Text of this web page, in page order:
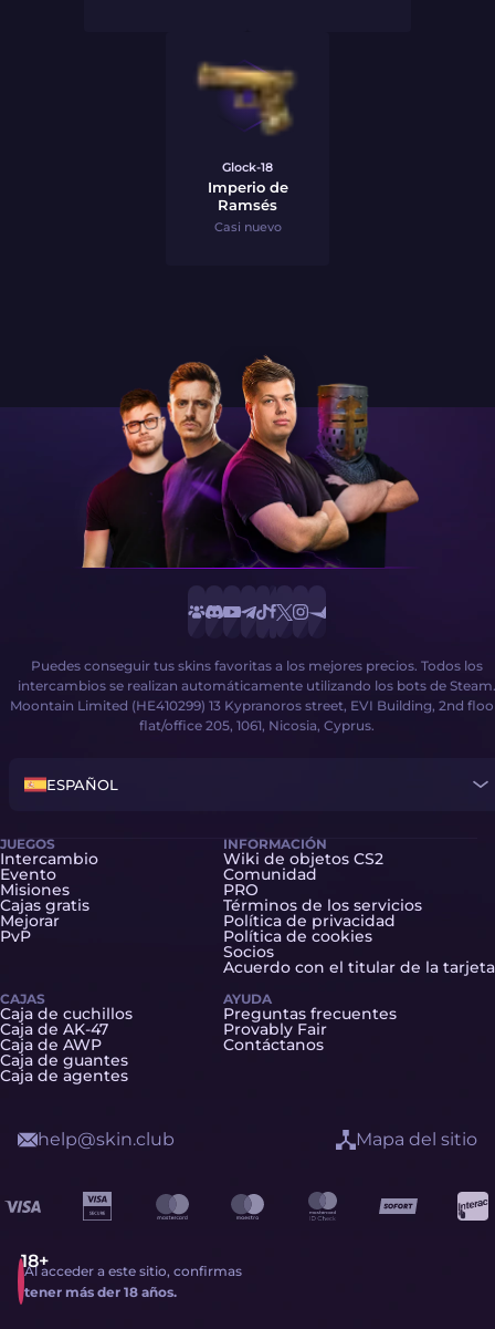
Glock-18
Imperio de
Ramsés
Casi nuevo
Puedes conseguir tus skins favoritas a los mejores precios. Todos los
intercambios se realizan automáticamente utilizando los bots de Steam.
Moontain Limited (HE410299) 13 Kypranoros street, EVI Building, 2nd
flat/office 205, 1061, Nicosia, Cyprus.
ESPAÑOL
JUEGOS
Intercambio
Evento
Misiones
Cajas gratis
Mejorar
PvP
CAJAS
Caja de cuchillos
Caja de AK-47
Caja de AWP
Caja de guantes
Caja de agentes
INFORMACIÓN
Wiki de objetos CS2
Comunidad
PRO
Términos de los servicios
Política de privacidad
Política de cookies
Socios
Acuerdo con el titular de la tarjeta
AYUDA
Preguntas frecuentes
Provably Fair
Contáctanos
Al acceder a este sitio, confirmas
tener más der 18 años.
help@skin.club Mapa del sitio